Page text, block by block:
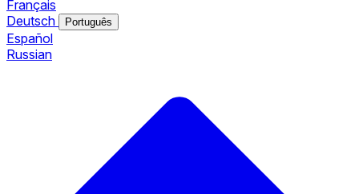
Français
Deutsch
Português
Español
Russian